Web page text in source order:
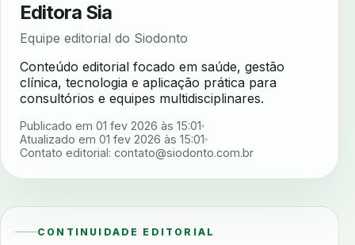
Editora Sia
Equipe editorial do Siodonto
Conteúdo editorial focado em saúde, gestão
clínica, tecnologia e aplicação prática para
consultórios e equipes multidisciplinares.
Publicado em 01 fev 2026 às 15:01
Atualizado em 01 fev 2026 às 15:01
Contato editorial: contato@siodonto.com.br
CONTINUIDADE EDITORIAL